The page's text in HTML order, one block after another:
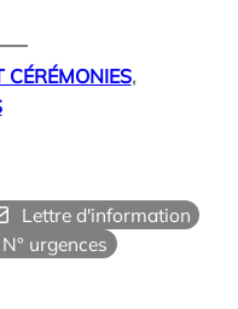
CÉRÉMONIES ,
Lettre d'information
N° urgences